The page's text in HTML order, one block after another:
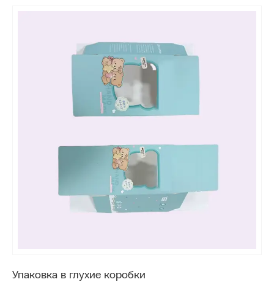
Упаковка в глухие коробки